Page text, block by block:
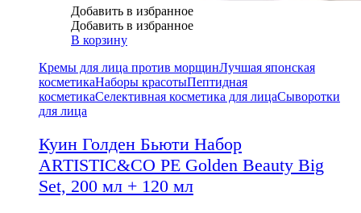
Добавить в избранное
Добавить в избранное
В корзину
Кремы для лица против морщинЛучшая японская
косметикаНаборы красотыПептидная
косметикаСелективная косметика для лицаСыворотки
для лица
Куин Голден Бьюти Набор
ARTISTIC&CO PE Golden Beauty Big
Set, 200 мл + 120 мл